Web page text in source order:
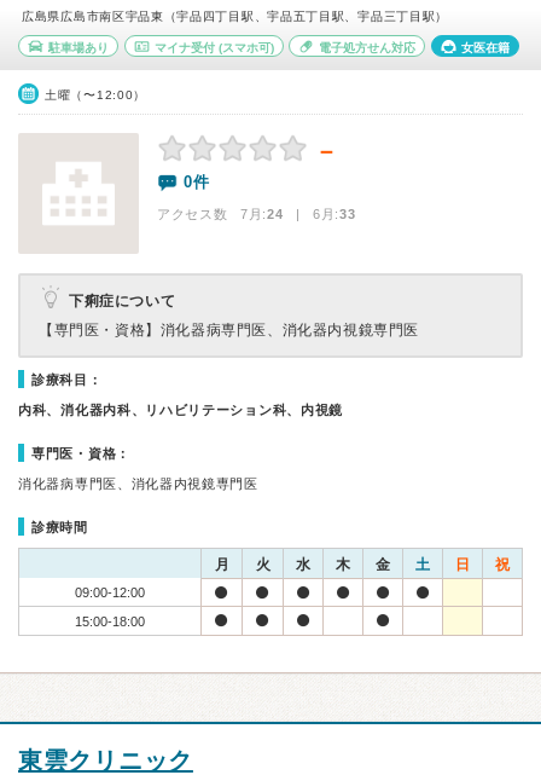
広島県広島市南区宇品東（宇品四丁目駅、宇品五丁目駅、宇品三丁目駅）
駐車場あり マイナ受付(スマホ可) 電子処方せん対応 女医在籍
土曜（〜12:00）
－
0件
アクセス数 7月:24 | 6月:33
下痢症について
【専門医・資格】 消化器病専門医、消化器内視鏡専門医
診療科目：
内科、消化器内科、リハビリテーション科、内視鏡
専門医・資格：
消化器病専門医、消化器内視鏡専門医
診療時間
月 火 水 木 金 土 日 祝
09:00-12:00
15:00-18:00
東雲クリニック